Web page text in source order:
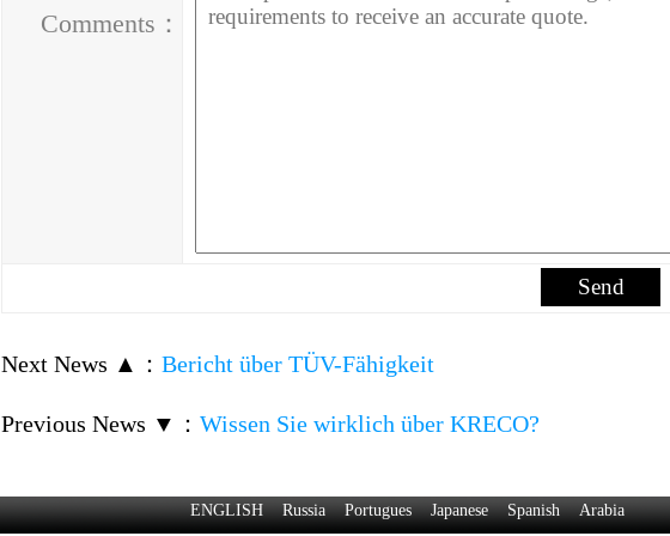
Comments：
Next News ▲ ： Bericht über TÜV-Fähigkeit
Previous News ▼ ： Wissen Sie wirklich über KRECO?
ENGLISH Russia Portugues Japanese Spanish Arabia